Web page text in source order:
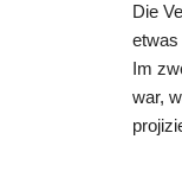
Die
etwas
Im
war,